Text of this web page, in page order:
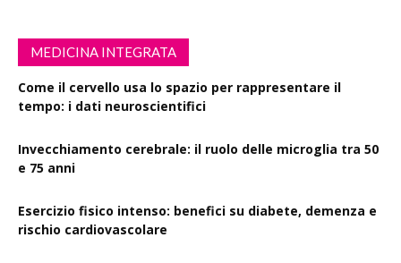
MEDICINA INTEGRATA
Come il cervello usa lo spazio per rappresentare il
tempo: i dati neuroscientifici
Invecchiamento cerebrale: il ruolo delle microglia tra 50
e 75 anni
Esercizio fisico intenso: benefici su diabete, demenza e
rischio cardiovascolare